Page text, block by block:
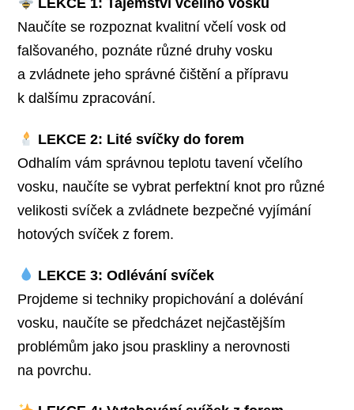
LEKCE 1: Tajemství včelího vosku
Naučíte se rozpoznat kvalitní včelí vosk od
falšovaného, poznáte různé druhy vosku
a zvládnete jeho správné čištění a přípravu
k dalšímu zpracování.
LEKCE 2: Lité svíčky do forem
Odhalím vám správnou teplotu tavení včelího
vosku, naučíte se vybrat perfektní knot pro různé
velikosti svíček a zvládnete bezpečné vyjímání
hotových svíček z forem.
LEKCE 3: Odlévání svíček
Projdeme si techniky propichování a dolévání
vosku, naučíte se předcházet nejčastějším
problémům jako jsou praskliny a nerovnosti
na povrchu.